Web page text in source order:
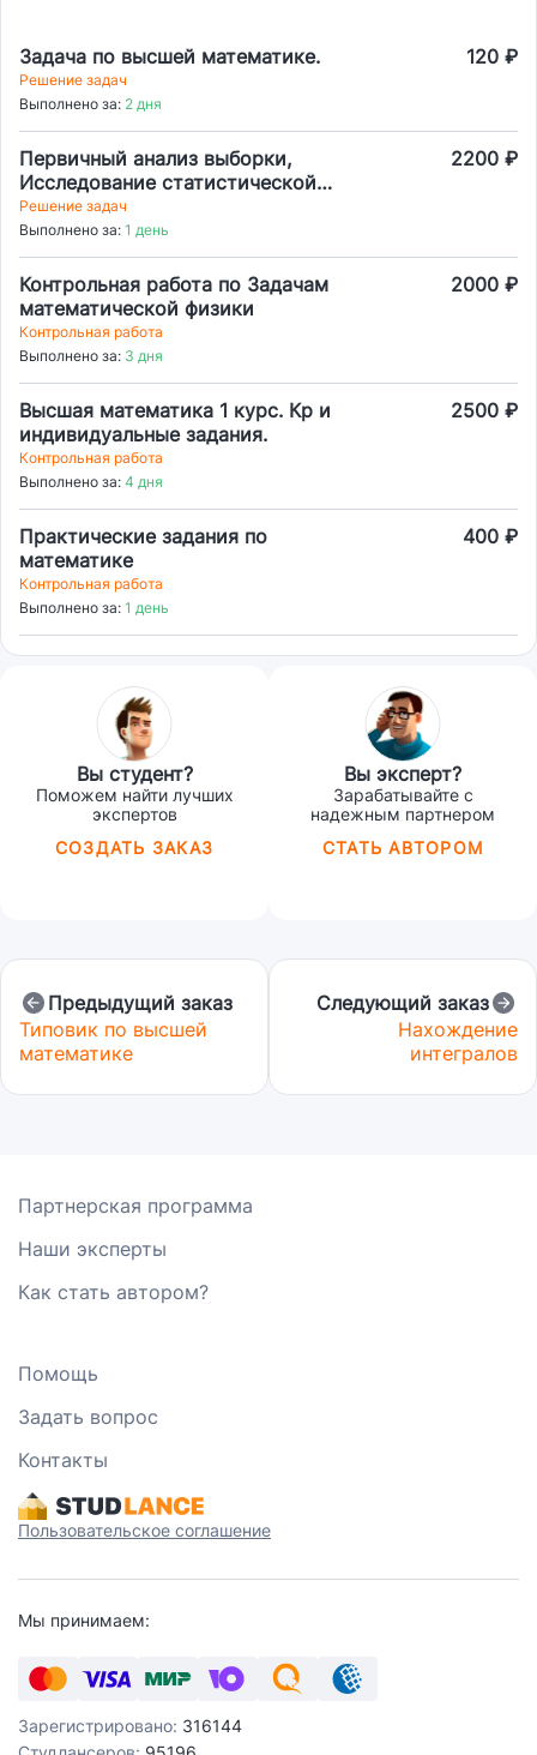
Задача по высшей математике. 120 ₽
Решение задач
Выполнено за: 2 дня
Первичный анализ выборки,
Исследование статистической
зависимости между переменными
2200 ₽
Решение задач
Выполнено за: 1 день
Контрольная работа по Задачам
математической физики
2000 ₽
Контрольная работа
Выполнено за: 3 дня
Высшая математика 1 курс. Кр и
индивидуальные задания.
2500 ₽
Контрольная работа
Выполнено за: 4 дня
Практические задания по
математике
400 ₽
Контрольная работа
Выполнено за: 1 день
Вы студент?
Поможем найти лучших
экспертов
СОЗДАТЬ ЗАКАЗ
Вы эксперт?
Зарабатывайте с
надежным партнером
СТАТЬ АВТОРОМ
Предыдущий заказ
Типовик по высшей
математике
Следующий заказ
Нахождение
интегралов
Партнерская программа
Наши эксперты
Как стать автором?
Помощь
Задать вопрос
Контакты
Пользовательское соглашение
Мы принимаем:
Зарегистрировано: 316144